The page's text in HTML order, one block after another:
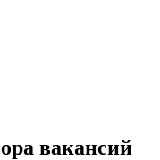
вакансий